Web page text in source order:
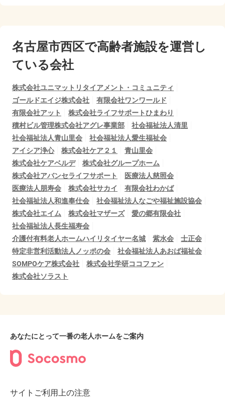
名古屋市西区で高齢者施設を運営し
ている会社
株式会社ユニマットリタイアメント・コミュニティ
ゴールドエイジ株式会社
有限会社ワンワールド
有限会社アット
株式会社ライフサポートひまわり
積村ビル管理株式会社アグレ事業部
社会福祉法人清里
社会福祉法人青山里会
社会福祉法人愛生福祉会
アイシア浄心
株式会社ケア２１
青山里会
株式会社ケアベルデ
株式会社グループホーム
株式会社アバンセライフサポート
医療法人慈照会
医療法人朋寿会
株式会社サカイ
有限会社わかば
社会福祉法人和進奉仕会
社会福祉法人なごや福祉施設協会
株式会社エイム
株式会社マザーズ
愛の郷有限会社
社会福祉法人長生福寿会
介護付有料老人ホームハイリタイヤー名城
紫水会
士正会
特定非営利活動法人ノッポの会
社会福祉法人あおば福祉会
SOMPOケア株式会社
株式会社学研ココファン
株式会社ソラスト
あなたにとって一番の老人ホームをご案内
サイトご利用上の注意